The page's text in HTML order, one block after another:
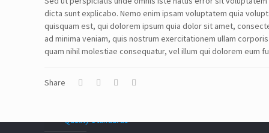
dicta sunt explicabo. Nemo enim ipsam voluptatem quia
quisquam est, qui dolorem ipsum quia dolor sit amet,
ad minima veniam, quis nostrum exercitationem ullam
quam nihil molestiae consequatur, vel illum qui dolorem eum
Share
Disclaimer
TERMS & CONDITIONS
Quality Standards